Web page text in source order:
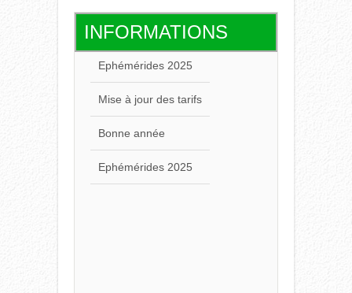
INFORMATIONS
Ephémérides 2025